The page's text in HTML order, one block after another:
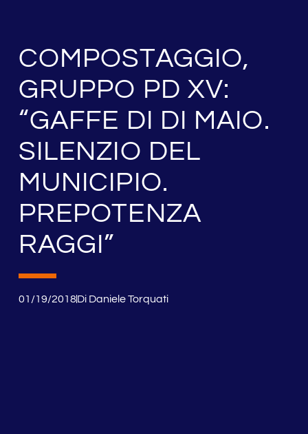
COMPOSTAGGIO,
GRUPPO PD XV:
“GAFFE DI DI MAIO.
SILENZIO DEL
MUNICIPIO.
PREPOTENZA
RAGGI”
01/19/2018DiDaniele Torquati